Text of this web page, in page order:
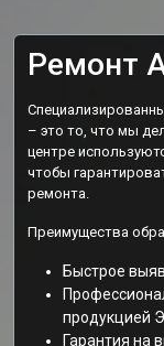
Ремонт
– это то, что мы
центре
чтобы
ремонта.
Преимущества
Быстрое
продукцией
Гарантия на